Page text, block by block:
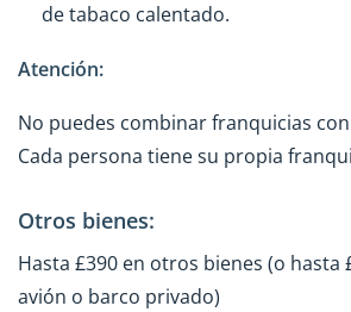
de tabaco calentado.
Atención:
No puedes combinar franquicias
Cada persona tiene su propia
Otros bienes:
Hasta £390 en otros bienes (o hasta
avión o barco privado)